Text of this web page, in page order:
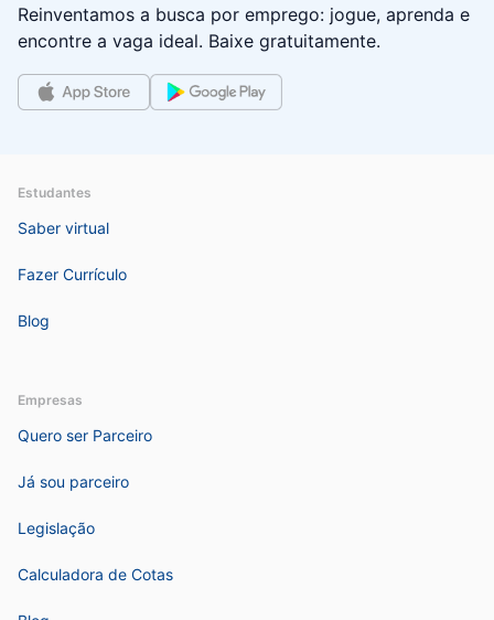
Reinventamos a busca por emprego: jogue, aprenda e
encontre a vaga ideal. Baixe gratuitamente.
Estudantes
Saber virtual
Fazer Currículo
Blog
Empresas
Quero ser Parceiro
Já sou parceiro
Legislação
Calculadora de Cotas